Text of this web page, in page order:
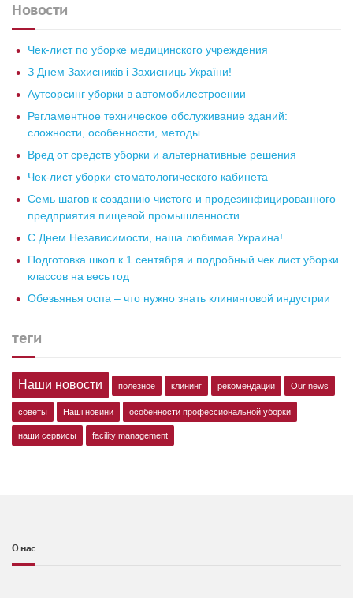
Новости
Чек-лист по уборке медицинского учреждения
З Днем Захисників і Захисниць України!
Аутсорсинг уборки в автомобилестроении
Регламентное техническое обслуживание зданий:
сложности, особенности, методы
Вред от средств уборки и альтернативные решения
Чек-лист уборки стоматологического кабинета
Семь шагов к созданию чистого и продезинфицированного
предприятия пищевой промышленности
С Днем Независимости, наша любимая Украина!
Подготовка школ к 1 сентября и подробный чек лист уборки
классов на весь год
Обезьянья оспа – что нужно знать клининговой индустрии
теги
Наши новости полезное клининг рекомендации Our news
советы Наші новини особенности профессиональной уборки
наши сервисы facility management
О нас